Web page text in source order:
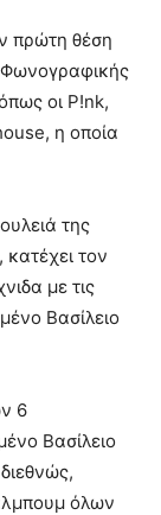
πρώτη θέση
Φωνογραφικής
οι P!nk,
η οποία
της
τον
με τις
Βασίλειο
6
Βασίλειο
όλων